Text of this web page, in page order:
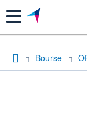
Menu
Bourse